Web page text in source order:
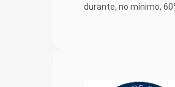
durante, no mínimo,